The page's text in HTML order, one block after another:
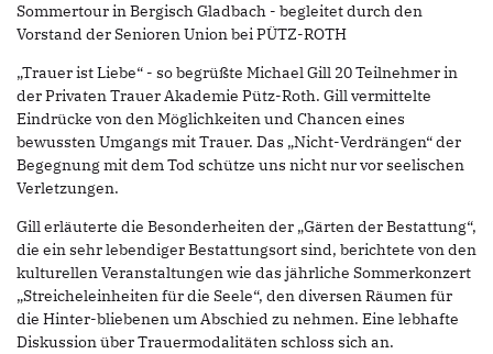
Sommertour in Bergisch Gladbach - begleitet durch den
Vorstand der Senioren Union bei PÜTZ-ROTH
„Trauer ist Liebe“ - so begrüßte Michael Gill 20 Teilnehmer in
der Privaten Trauer Akademie Pütz-Roth. Gill vermittelte
Eindrücke von den Möglichkeiten und Chancen eines
bewussten Umgangs mit Trauer. Das „Nicht-Verdrängen“ der
Begegnung mit dem Tod schütze uns nicht nur vor seelischen
Verletzungen.
Gill erläuterte die Besonderheiten der „Gärten der Bestattung“,
die ein sehr lebendiger Bestattungsort sind, berichtete von den
kulturellen Veranstaltungen wie das jährliche Sommerkonzert
„Streicheleinheiten für die Seele“, den diversen Räumen für
die Hinter-bliebenen um Abschied zu nehmen. Eine lebhafte
Diskussion über Trauermodalitäten schloss sich an.